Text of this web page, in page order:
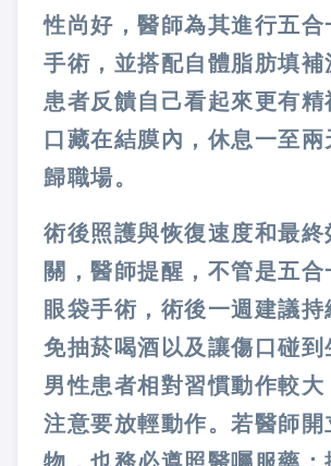
性尚好，醫師為其進行五合
手術，並搭配自體脂肪填補
患者反饋自己看起來更有精
口藏在結膜內，休息一至兩
歸職場。
術後照護與恢復速度和最終
關，醫師提醒，不管是五合
眼袋手術，術後一週建議持
免抽菸喝酒以及讓傷口碰到
男性患者相對習慣動作較大
注意要放輕動作。若醫師開